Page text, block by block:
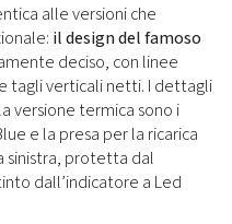
alle versioni che
il design del famoso
deciso, con linee
tagli verticali netti. I dettagli
versione termica sono i
e la presa per la ricarica
sinistra, protetta dal
dall’indicatore a Led